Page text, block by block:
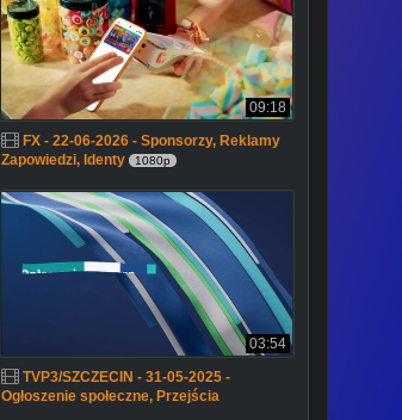
09:18
FX - 22-06-2026 - Sponsorzy, Reklamy
Zapowiedzi, Identy
1080p
03:54
TVP3/SZCZECIN - 31-05-2025 -
Ogłoszenie społeczne, Przejścia